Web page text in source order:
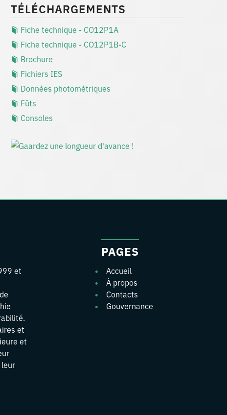
TÉLÉCHARGEMENTS
Fiche technique - CO12P1A
Fiche technique - CO12P1B-C
Brochure
Fichiers IES
Données photométriques
Fûts
Consoles
et
et
et
PAGES
Accueil
À propos
Contacts
Gouvernance